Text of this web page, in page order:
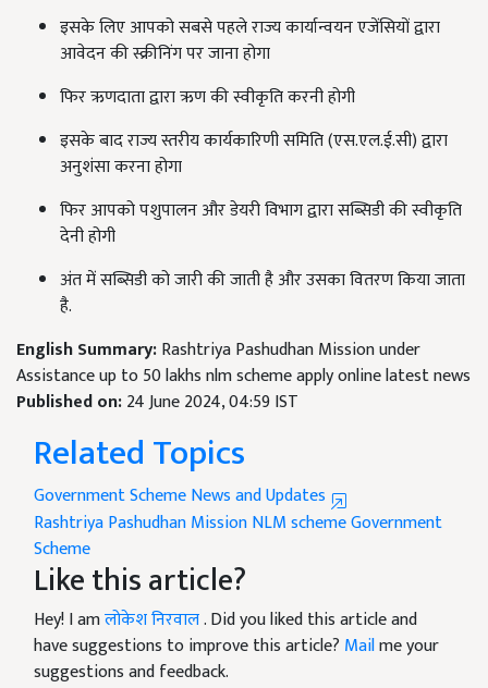
इसके लिए आपको सबसे पहले राज्य कार्यान्वयन एजेंसियों द्वारा
आवेदन की स्क्रीनिंग पर जाना होगा
फिर ऋणदाता द्वारा ऋण की स्वीकृति करनी होगी
इसके बाद राज्य स्तरीय कार्यकारिणी समिति (एस.एल.ई.सी) द्वारा
अनुशंसा करना होगा
फिर आपको पशुपालन और डेयरी विभाग द्वारा सब्सिडी की स्वीकृति
देनी होगी
अंत में सब्सिडी को जारी की जाती है और उसका वितरण किया जाता
है.
English Summary:Rashtriya Pashudhan Mission under
Assistance up to 50 lakhs nlm scheme apply online latest news
Published on:24 June 2024, 04:59 IST
Related Topics
Government Scheme News and Updates
Rashtriya Pashudhan MissionNLM schemeGovernment
Scheme
Like this article?
Hey! I amलोकेश निरवाल. Did you liked this article and
have suggestions to improve this article? Mailme your
suggestions and feedback.